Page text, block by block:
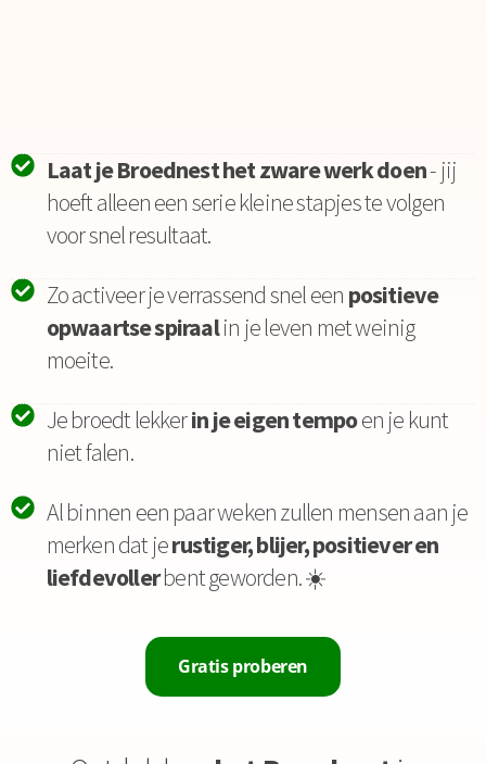
Laat je Broednest het zware werk doen- jij
hoeft alleen een serie kleine stapjes te volgen
voor snel resultaat.
Zo activeer je verrassend snel een positieve
opwaartse spiraalin je leven met weinig
moeite.
Je broedt lekkerin je eigen tempoen je kunt
niet falen.
Al binnen een paar weken zullen mensen aan je
merken dat jerustiger, blijer, positiever en
liefdevollerbent geworden. ☀️
Gratis proberen